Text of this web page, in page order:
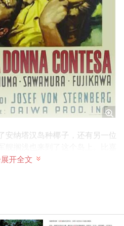
安纳塔汉岛种椰子，还有另一位
，可是是人都有欲望。事件长
开全文